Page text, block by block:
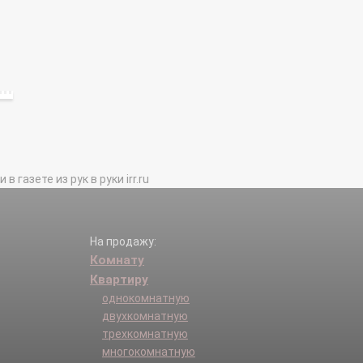
газете из рук в руки irr.ru
На продажу:
Комнату
Квартиру
однокомнатную
двухкомнатную
трехкомнатную
многокомнатную